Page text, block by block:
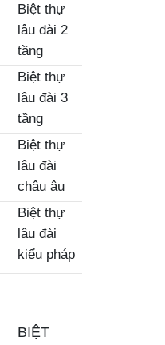
Biệt thự
lâu đài 2
tầng
Biệt thự
lâu đài 3
tầng
Biệt thự
lâu đài
châu âu
Biệt thự
lâu đài
kiểu pháp
BIỆT